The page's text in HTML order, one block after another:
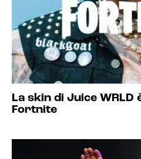
La skin di Juice WRLD
Fortnite